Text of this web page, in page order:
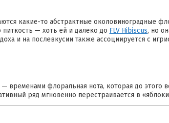
какие-то абстрактные околовиноградные
— хоть ей и далеко до FLV Hibiscus, но
и на послевкусии также ассоциируется с
временами флоральная нота, которая до этого
ряд мгновенно перестраивается в